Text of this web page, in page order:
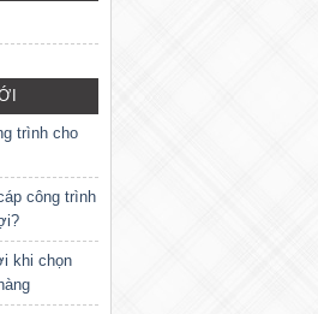
trình cho
công trình
khi chọn